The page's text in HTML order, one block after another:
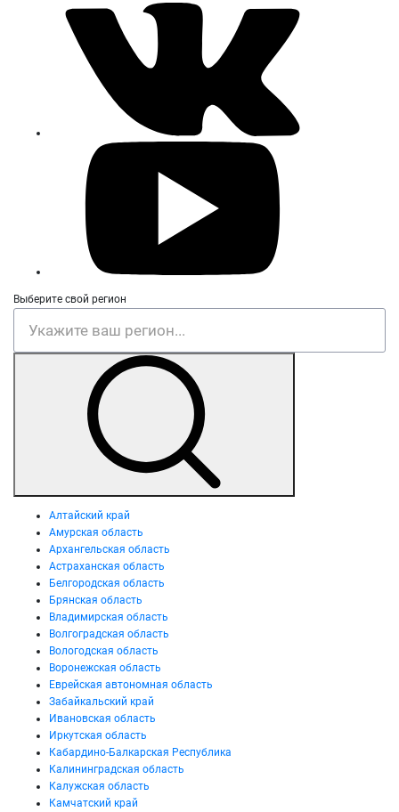
Выберите свой регион
Алтайский край
Амурская область
Архангельская область
Астраханская область
Белгородская область
Брянская область
Владимирская область
Волгоградская область
Вологодская область
Воронежская область
Еврейская автономная область
Забайкальский край
Ивановская область
Иркутская область
Кабардино-Балкарская Республика
Калининградская область
Калужская область
Камчатский край